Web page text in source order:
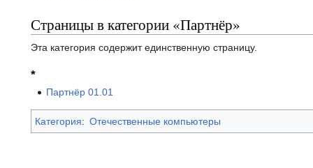
Страницы в категории «Партнёр»
Эта категория содержит единственную страницу.
*
Партнёр 01.01
Категория: Отечественные компьютеры